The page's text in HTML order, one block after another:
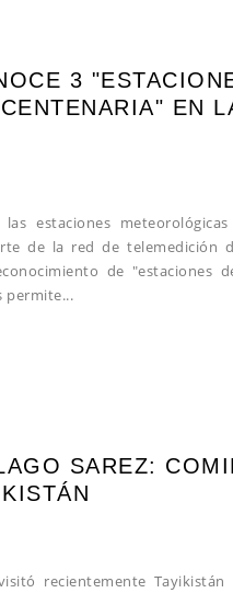
3
EN
estaciones
de la red de telemedición
de "estaciones
permite...
SAREZ:
recientemente